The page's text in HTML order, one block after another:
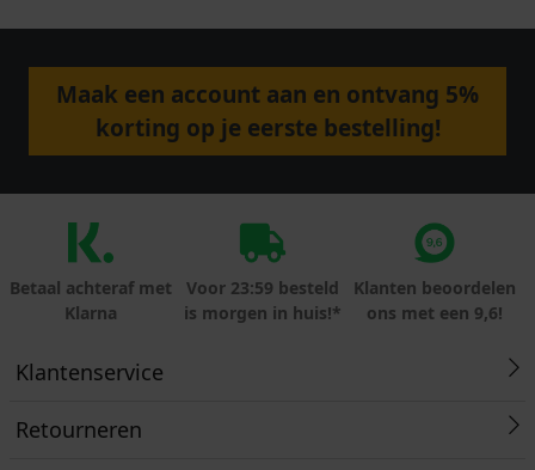
Maak een account aan en ontvang 5%
korting op je eerste bestelling!
Betaal achteraf met
Klarna
Voor 23:59 besteld
is morgen in huis!*
Klanten beoordelen
ons met een 9,6!
Klantenservice
Retourneren